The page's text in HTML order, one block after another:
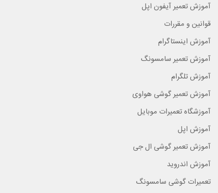
آموزش تعمیر آیفون اپل
قوانین و مقررات
آموزش اینستاگرام
آموزش تعمیر سامسونگ
آموزش تلگرام
آموزش تعمیر گوشی هواوی
آموزشگاه تعمیرات موبایل
آموزش اپل
آموزش تعمیر گوشی ال جی
آموزش اندروید
تعمیرات گوشی سامسونگ